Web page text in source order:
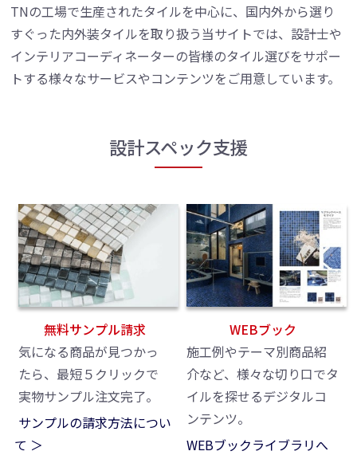
TNの工場で生産されたタイルを中心に、国内外から選り
すぐった内外装タイルを取り扱う当サイトでは、設計士や
インテリアコーディネーターの皆様のタイル選びをサポー
トする様々なサービスやコンテンツをご用意しています。
設計スペック支援
無料サンプル請求
気になる商品が見つかっ
たら、最短５クリックで
実物サンプル注文完了。
サンプルの請求方法につい
て ＞
WEBブック
施工例やテーマ別商品紹
介など、様々な切り口でタ
イルを探せるデジタルコ
ンテンツ。
WEBブックライブラリへ